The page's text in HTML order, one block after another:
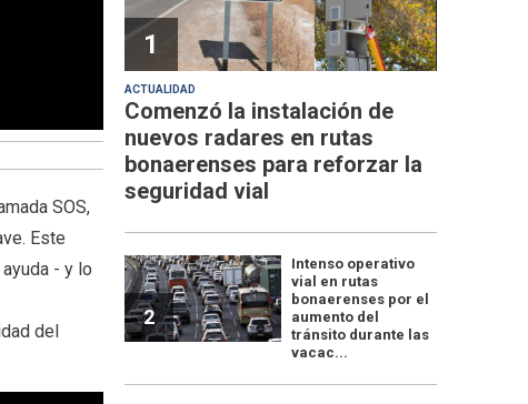
SOS,
Este
- y lo
del
1
ACTUALIDAD
Comenzó la instalación de
nuevos radares en rutas
bonaerenses para reforzar la
seguridad vial
2
Intenso operativo
vial en rutas
bonaerenses por el
aumento del
tránsito durante las
vacac...